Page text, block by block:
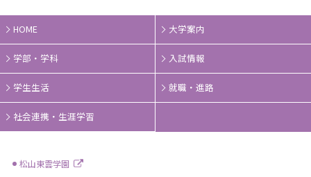
HOME 大学案内
学部・学科 入試情報
学生生活 就職・進路
社会連携・生涯学習
松山東雲学園